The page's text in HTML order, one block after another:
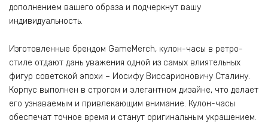
дополнением вашего образа и подчеркнут вашу
индивидуальность.
Изготовленные брендом GameMerch, кулон-часы в ретро-
стиле отдают дань уважения одной из самых влиятельных
фигур советской эпохи – Иосифу Виссарионовичу Сталину.
Корпус выполнен в строгом и элегантном дизайне, что делает
его узнаваемым и привлекающим внимание. Кулон-часы
обеспечат точное время и станут оригинальным украшением.